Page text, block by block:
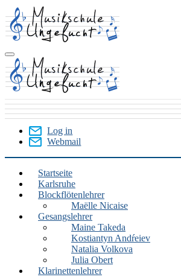
Skip
to
main
content
User
Menu
Log in
Webmail
Karlsruhe
Startseite
Karlsruhe
Blockflötenlehrer
Maëlle Nicaise
Gesangslehrer
Maine Takeda
Kostiantyn Andŕeiev
Natalia Volkova
Julia Obert
Klarinettenlehrer